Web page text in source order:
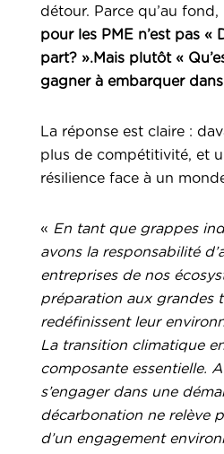
détour. Parce qu’au fond,
pour les PME n’est pas «
part? ».Mais plutôt «
gagner à embarquer
La réponse est claire :
plus de compétitivité, et
résilience face à un
« En tant que grappes
avons la responsabilité
entreprises de nos
préparation aux grandes
redéfinissent leur
La transition climatique
composante essentielle.
s’engager dans une
décarbonation ne relève
d’un engagement